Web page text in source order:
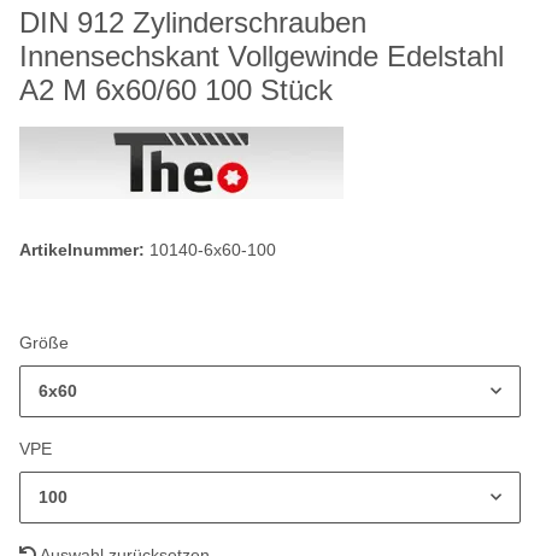
DIN 912 Zylinderschrauben
Innensechskant Vollgewinde Edelstahl
A2 M 6x60/60 100 Stück
Artikelnummer: 10140-6x60-100
Größe
6x60
VPE
100